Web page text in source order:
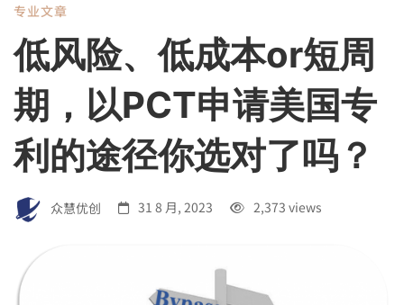
低
风
险、
低
成
专业文章
低风险、低成本or短周
期，以PCT申请美国专
利的途径你选对了吗？
众慧优创 31 8 月, 2023 2,373 views